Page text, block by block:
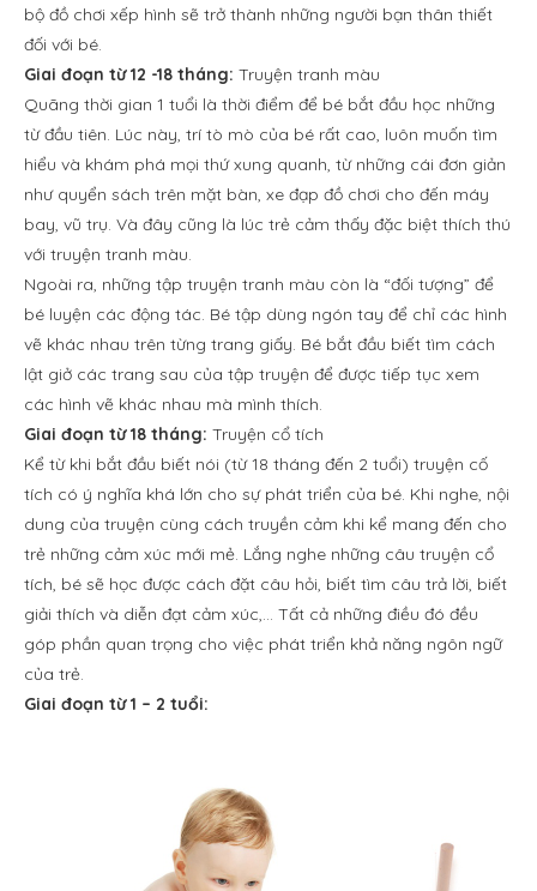
bộ đồ chơi xếp hình sẽ trở thành những người bạn thân thiết
đối với bé.
Giai đoạn từ 12 -18 tháng: Truyện tranh màu
Quãng thời gian 1 tuổi là thời điểm để bé bắt đầu học những
từ đầu tiên. Lúc này, trí tò mò của bé rất cao, luôn muốn tìm
hiểu và khám phá mọi thứ xung quanh, từ những cái đơn giản
như quyển sách trên mặt bàn, xe đạp đồ chơi cho đến máy
bay, vũ trụ. Và đây cũng là lúc trẻ cảm thấy đặc biệt thích thú
với truyện tranh màu.
Ngoài ra, những tập truyện tranh màu còn là “đối tượng” để
bé luyện các động tác. Bé tập dùng ngón tay để chỉ các hình
vẽ khác nhau trên từng trang giấy. Bé bắt đầu biết tìm cách
lật giở các trang sau của tập truyện để được tiếp tục xem
các hình vẽ khác nhau mà mình thích.
Giai đoạn từ 18 tháng: Truyện cổ tích
Kể từ khi bắt đầu biết nói (từ 18 tháng đến 2 tuổi) truyện cố
tích có ý nghĩa khá lớn cho sự phát triển của bé. Khi nghe, nội
dung của truyện cùng cách truyền cảm khi kể mang đến cho
trẻ những cảm xúc mới mẻ. Lắng nghe những câu truyện cổ
tích, bé sẽ học được cách đặt câu hỏi, biết tìm câu trả lời, biết
giải thích và diễn đạt cảm xúc,… Tất cả những điều đó đều
góp phần quan trọng cho việc phát triển khả năng ngôn ngữ
của trẻ.
Giai đoạn từ 1 – 2 tuổi: